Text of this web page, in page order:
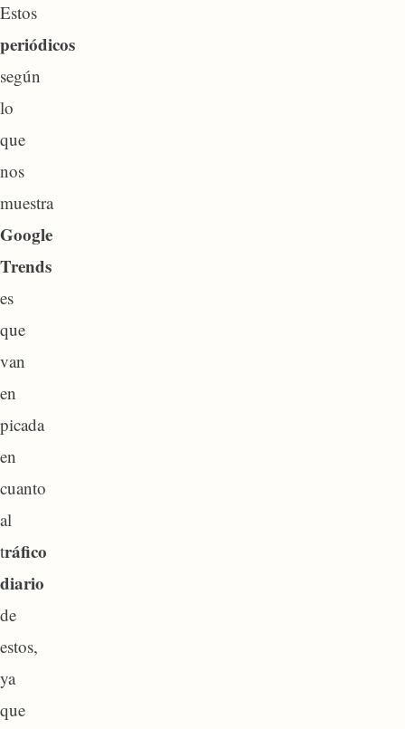
Estos
periódicos
según
lo
que
nos
muestra
Google
Trends
es
que
van
en
picada
en
cuanto
al
tráfico
diario
de
estos,
ya
que